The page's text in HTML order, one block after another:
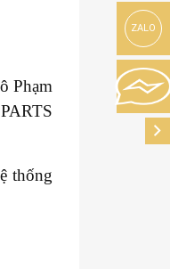
Phạm
thống
ZALO